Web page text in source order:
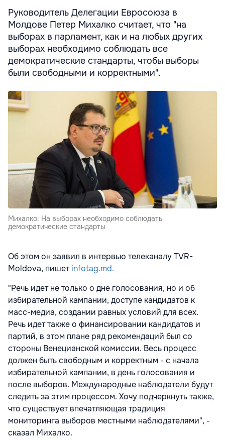
Руководитель Делегации Евросоюза в
Молдове Петер Михалко считает, что "на
выборах в парламент, как и на любых других
выборах необходимо соблюдать все
демократические стандарты, чтобы выборы
были свободными и корректными".
Михалко: На выборах необходимо соблюдать
демократические стандарты
Об этом он заявил в интервью телеканалу TVR-
Moldova, пишетinfotag.md.
"Речь идет не только о дне голосования, но и об
избирательной кампании, доступе кандидатов к
масс-медиа, создании равных условий для всех.
Речь идет также о финансировании кандидатов и
партий, в этом плане ряд рекомендаций был со
стороны Венецианской комиссии. Весь процесс
должен быть свободным и корректным - с начала
избирательной кампании, в день голосования и
после выборов. Международные наблюдатели будут
следить за этим процессом. Хочу подчеркнуть также,
что существует впечатляющая традиция
мониторинга выборов местными наблюдателями", -
сказал Михалко.